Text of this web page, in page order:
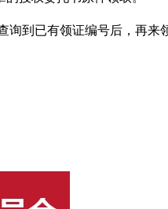
到已有领证编号后，再来